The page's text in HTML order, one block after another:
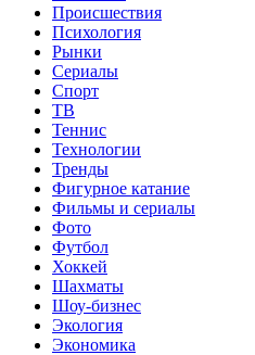
Происшествия
Психология
Рынки
Сериалы
Спорт
ТВ
Теннис
Технологии
Тренды
Фигурное катание
Фильмы и сериалы
Фото
Футбол
Хоккей
Шахматы
Шоу-бизнес
Экология
Экономика